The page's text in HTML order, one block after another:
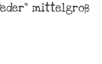
mittelgroß